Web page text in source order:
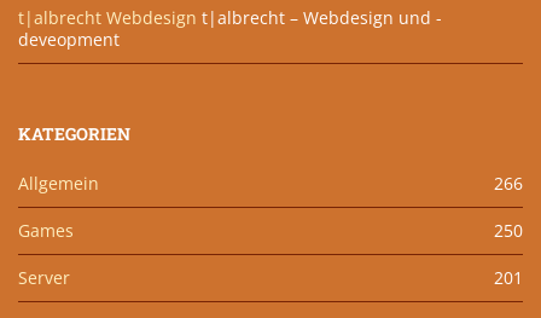
t|albrecht Webdesign t|albrecht – Webdesign und -
deveopment
KATEGORIEN
Allgemein 266
Games 250
Server 201